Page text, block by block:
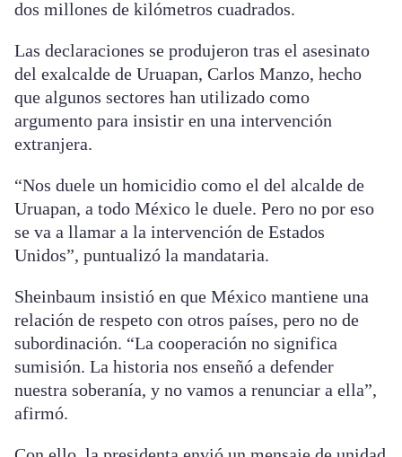
dos millones de kilómetros cuadrados.
Las declaraciones se produjeron tras el asesinato
del exalcalde de Uruapan, Carlos Manzo, hecho
que algunos sectores han utilizado como
argumento para insistir en una intervención
extranjera.
“Nos duele un homicidio como el del alcalde de
Uruapan, a todo México le duele. Pero no por eso
se va a llamar a la intervención de Estados
Unidos”, puntualizó la mandataria.
Sheinbaum insistió en que México mantiene una
relación de respeto con otros países, pero no de
subordinación. “La cooperación no significa
sumisión. La historia nos enseñó a defender
nuestra soberanía, y no vamos a renunciar a ella”,
afirmó.